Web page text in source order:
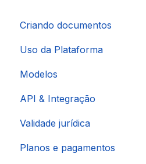
Criando documentos
Autenticações
Signatários
Uso da Plataforma
Controle de Usuários
Configurações da Conta
Modelos
API & Integração
Integração via Pluga
Integração via Make
Validade jurídica
Planos e pagamentos